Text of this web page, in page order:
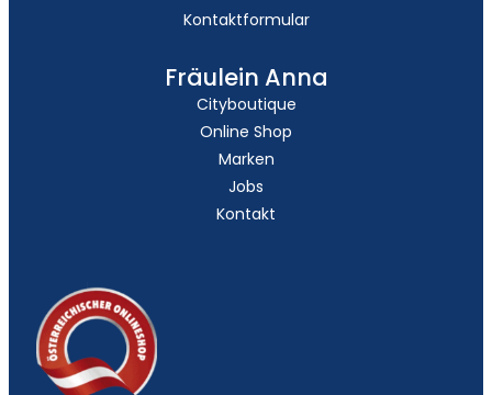
Kontaktformular
Fräulein Anna
Cityboutique
Online Shop
Marken
Jobs
Kontakt